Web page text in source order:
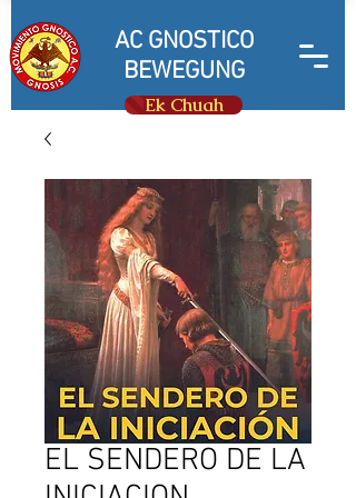
AC GNOSTICO
BEWEGUNG
Ek Chuah
EL SENDERO DE LA